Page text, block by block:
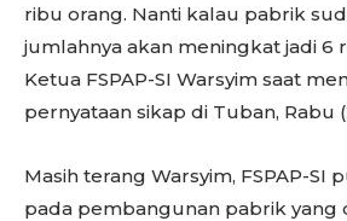
ribu orang. Nanti kalau pabrik
jumlahnya akan meningkat jadi 6
Ketua FSPAP-SI Warsyim saat
pernyataan sikap di Tuban, Rabu
Masih terang Warsyim, FSPAP-SI
pada pembangunan pabrik yang